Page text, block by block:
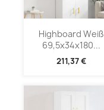
Highboard Weiß
69,5x34x180...
211,37 €